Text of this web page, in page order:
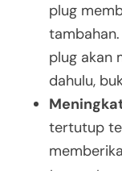
plug
plug akan
dahulu,
tertutup